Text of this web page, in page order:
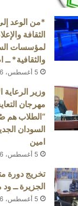
*من الوعد
الثقافة
لمؤسسات
والثقافية*
5 أغسطس، 2026
وزير الرعاية
مهرجان
“الطلاب هم
السودان
امين
5 أغسطس، 2026
تخريج دورة
الجزيرة ــ
5 أغسطس، 2026